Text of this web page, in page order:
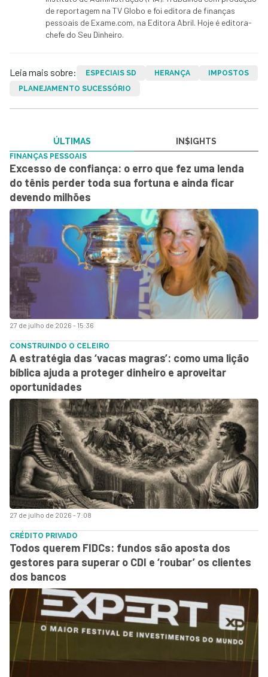
de reportagem na TV Globo e foi editora de finanças
pessoais de Exame.com, na Editora Abril. Hoje é editora-
chefe do Seu Dinheiro.
Leia mais sobre: ESPECIAIS SD HERANÇA
IMPOSTOS
PLANEJAMENTO SUCESSÓRIO
ÚLTIMAS IN$IGHTS
27 de julho de 2026 - 15:36
FINANÇAS PESSOAIS
Excesso de confiança: o erro que fez uma lenda
do tênis perder toda sua fortuna e ainda ficar
devendo milhões
27 de julho de 2026 - 7:08
CONSTRUINDO O CELEIRO
A estratégia das ‘vacas magras’: como uma lição
bíblica ajuda a proteger dinheiro e aproveitar
oportunidades
CRÉDITO PRIVADO
Todos querem FIDCs: fundos são aposta dos
gestores para superar o CDI e ‘roubar’ os clientes
dos bancos